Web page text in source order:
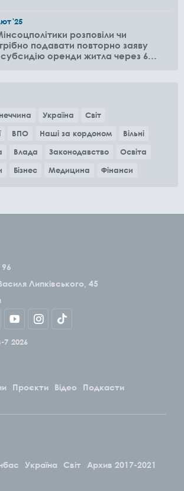
'25
розповіли чи
подавати повторно заяву
оренди житла через 6
Україна
Світ
ВПО Наші за кордоном
Вільні
Влада Законодавство
Освіта
Бізнес Медицина Фінанси
Липківського, 45
7 2026
Проєкти Відео
Подкасти
Україна Світ Архив 2017-2021